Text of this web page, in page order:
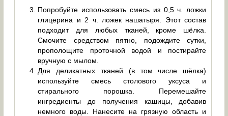
Попробуйте использовать смесь из 0,5 ч. ложки
глицерина и 2 ч. ложек нашатыря. Этот состав
подходит для любых тканей, кроме шёлка.
Смочите средством пятно, подождите сутки,
прополощите проточной водой и постирайте
вручную с мылом.
Для деликатных тканей (в том числе шёлка)
используйте смесь столового уксуса и
стирального порошка. Перемешайте
ингредиенты до получения кашицы, добавив
немного воды. Нанесите на грязную область и